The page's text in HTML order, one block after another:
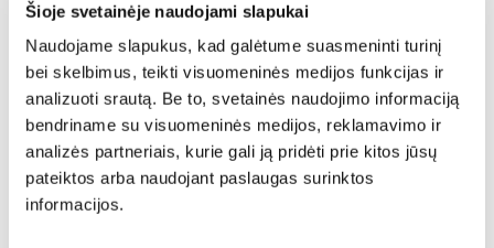
Šioje svetainėje naudojami slapukai
Naudojame slapukus, kad galėtume suasmeninti turinį
bei skelbimus, teikti visuomeninės medijos funkcijas ir
analizuoti srautą. Be to, svetainės naudojimo informaciją
bendriname su visuomeninės medijos, reklamavimo ir
analizės partneriais, kurie gali ją pridėti prie kitos jūsų
pateiktos arba naudojant paslaugas surinktos
informacijos.
Patalynės dėžė
Minkštas kampas su patalynės dėže.
Galvos atrama
Reguliuojama galvos atrama - 90/97 cm.
Kojos
Natūrali mediena. Galimas spalvos pasirinkimas.
Komplekto sudėtis